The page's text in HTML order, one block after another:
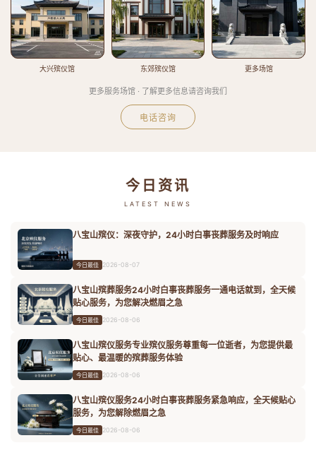
大兴殡仪馆 东郊殡仪馆 更多场馆
更多服务场馆 · 了解更多信息请咨询我们
电话咨询
今日资讯
LATEST NEWS
八宝山殡仪：深夜守护，24小时白事丧葬服务及时响应
今日最佳 2026-08-07
八宝山殡葬服务24小时白事丧葬服务一通电话就到，全天候
贴心服务，为您解决燃眉之急
今日最佳 2026-08-06
八宝山殡仪服务专业殡仪服务尊重每一位逝者，为您提供最
贴心、最温暖的殡葬服务体验
今日最佳 2026-08-06
八宝山殡仪服务24小时白事丧葬服务紧急响应，全天候贴心
服务，为您解除燃眉之急
今日最佳 2026-08-06